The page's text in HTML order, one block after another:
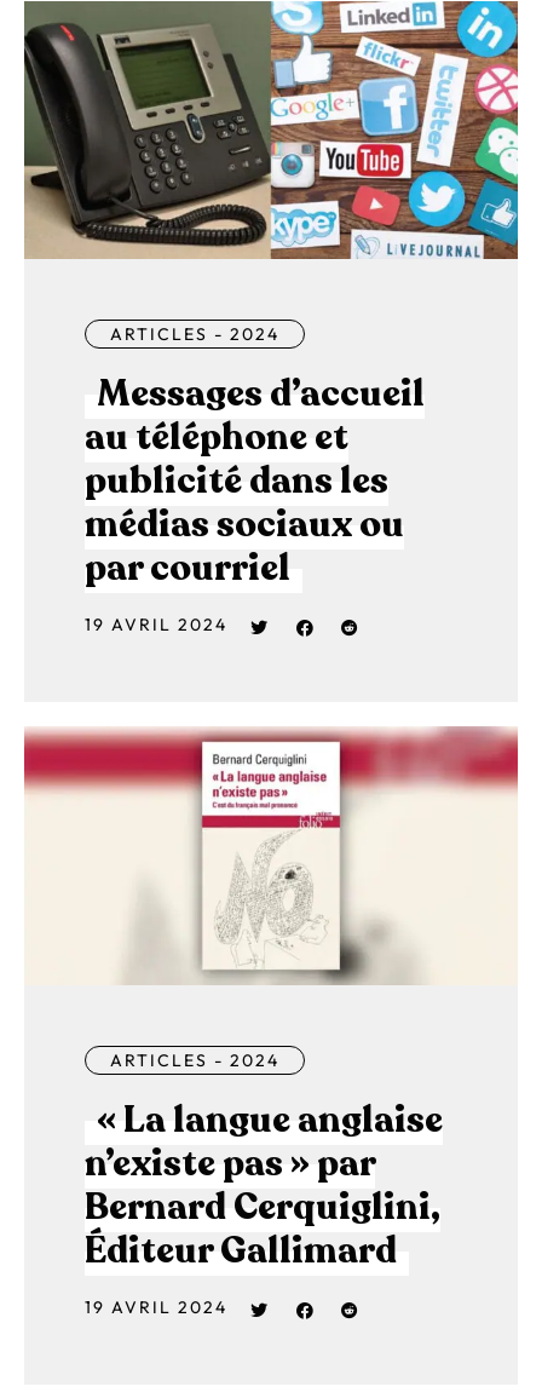
ARTICLES - 2024
Messages d’accueil
au téléphone et
publicité dans les
médias sociaux ou
par courriel
19 AVRIL 2024
ARTICLES - 2024
« La langue anglaise
n’existe pas » par
Bernard Cerquiglini,
Éditeur Gallimard
19 AVRIL 2024